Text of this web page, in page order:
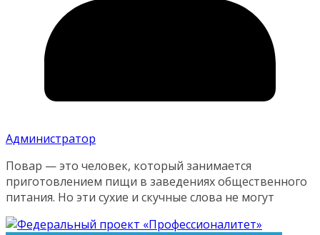
Администратор
Повар — это человек, который занимается
приготовлением пищи в заведениях общественного
питания. Но эти сухие и скучные слова не могут